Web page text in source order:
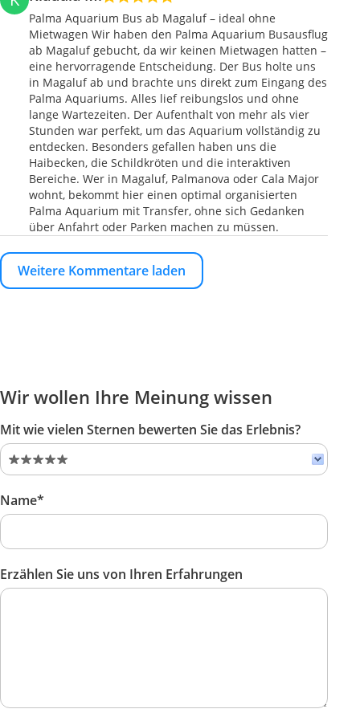
Palma Aquarium Bus ab Magaluf – ideal ohne
Mietwagen Wir haben den Palma Aquarium Busausflug
ab Magaluf gebucht, da wir keinen Mietwagen hatten –
eine hervorragende Entscheidung. Der Bus holte uns
in Magaluf ab und brachte uns direkt zum Eingang des
Palma Aquariums. Alles lief reibungslos und ohne
lange Wartezeiten. Der Aufenthalt von mehr als vier
Stunden war perfekt, um das Aquarium vollständig zu
entdecken. Besonders gefallen haben uns die
Haibecken, die Schildkröten und die interaktiven
Bereiche. Wer in Magaluf, Palmanova oder Cala Major
wohnt, bekommt hier einen optimal organisierten
Palma Aquarium mit Transfer, ohne sich Gedanken
über Anfahrt oder Parken machen zu müssen.
Weitere Kommentare laden
Wir wollen Ihre Meinung wissen
Mit wie vielen Sternen bewerten Sie das Erlebnis?
Name*
Erzählen Sie uns von Ihren Erfahrungen